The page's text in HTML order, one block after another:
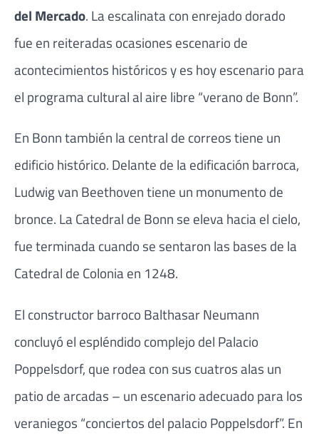
del Mercado. La escalinata con enrejado dorado
fue en reiteradas ocasiones escenario de
acontecimientos históricos y es hoy escenario para
el programa cultural al aire libre “verano de Bonn”.
En Bonn también la central de correos tiene un
edificio histórico. Delante de la edificación barroca,
Ludwig van Beethoven tiene un monumento de
bronce. La Catedral de Bonn se eleva hacia el cielo,
fue terminada cuando se sentaron las bases de la
Catedral de Colonia en 1248.
El constructor barroco Balthasar Neumann
concluyó el espléndido complejo del Palacio
Poppelsdorf, que rodea con sus cuatros alas un
patio de arcadas – un escenario adecuado para los
veraniegos “conciertos del palacio Poppelsdorf”. En